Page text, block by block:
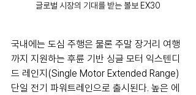
글로벌 시장의 기대를 받는 볼보 EX30
국내에는 도심 주행은 물론 주말 장거리 여행
까지 지원하는 후륜 기반 싱글 모터 익스텐디
드 레인지(Single Motor Extended Range)
단일 전기 파워트레인으로 출시된다. 높은 에